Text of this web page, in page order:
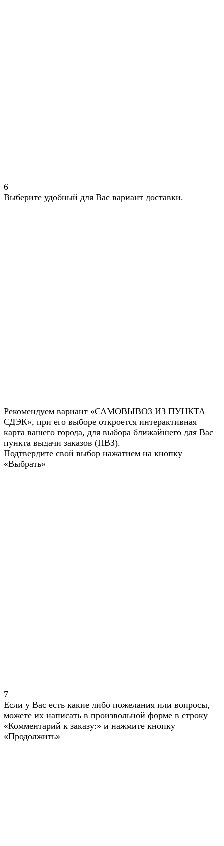
6
Выберите удобный для Вас вариант доставки.
Рекомендуем вариант «САМОВЫВОЗ ИЗ ПУНКТА
СДЭК», при его выборе откроется интерактивная
карта вашего города, для выбора ближайшего для Вас
пункта выдачи заказов (ПВЗ).
Подтвердите свой выбор нажатием на кнопку
«Выбрать»
7
Если у Вас есть какие либо пожелания или вопросы,
можете их написать в произвольной форме в строку
«Комментарий к заказу:» и нажмите кнопку
«Продолжить»